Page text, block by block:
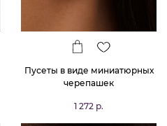
Пусеты в виде миниатюрных
черепашек
1 272 р.